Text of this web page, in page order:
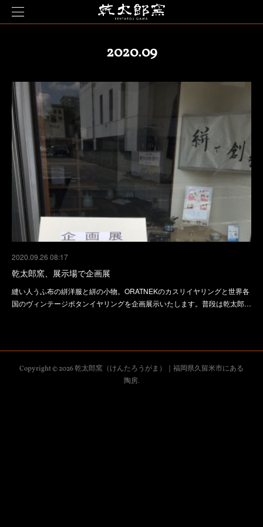
2020.09
2020.09.26 08:17
乾太郎窯、展示場で企画展
縫い人うふ布の絣洋服と絣の小物。ORATNEKのカスリイヤリングと世界各
国のヴィンテージボタンイヤリングを企画展示いたします。普段は乾太郎…
Copyright ©2026乾太郎窯（けんたろうがま）｜福岡県久留米市にある
陶房.